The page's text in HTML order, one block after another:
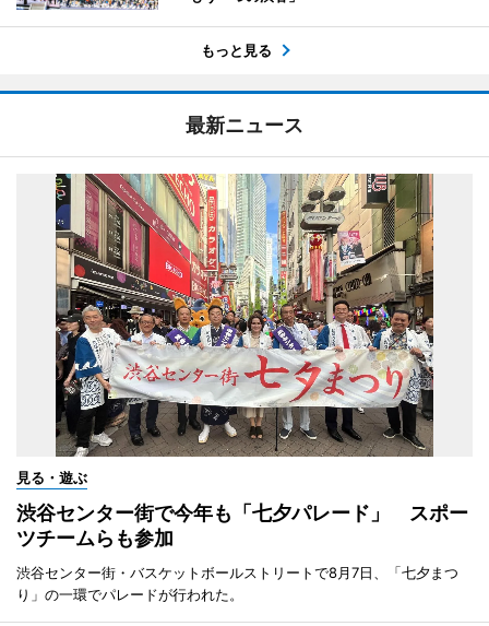
もっと見る
最新ニュース
見る・遊ぶ
渋谷センター街で今年も「七夕パレード」 スポー
ツチームらも参加
渋谷センター街・バスケットボールストリートで8月7日、「七夕まつ
り」の一環でパレードが行われた。